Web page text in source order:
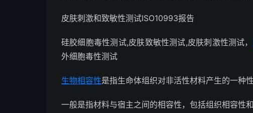
皮肤刺激和致敏性测试ISO10993报告
硅胶细胞毒性测试,皮肤致敏性测试,皮肤刺激性测试，
外细胞毒性测试
生物相容性是指生命体组织对非活性材料产生的一种性
一般是指材料与宿主之间的相容性，包括组织相容性